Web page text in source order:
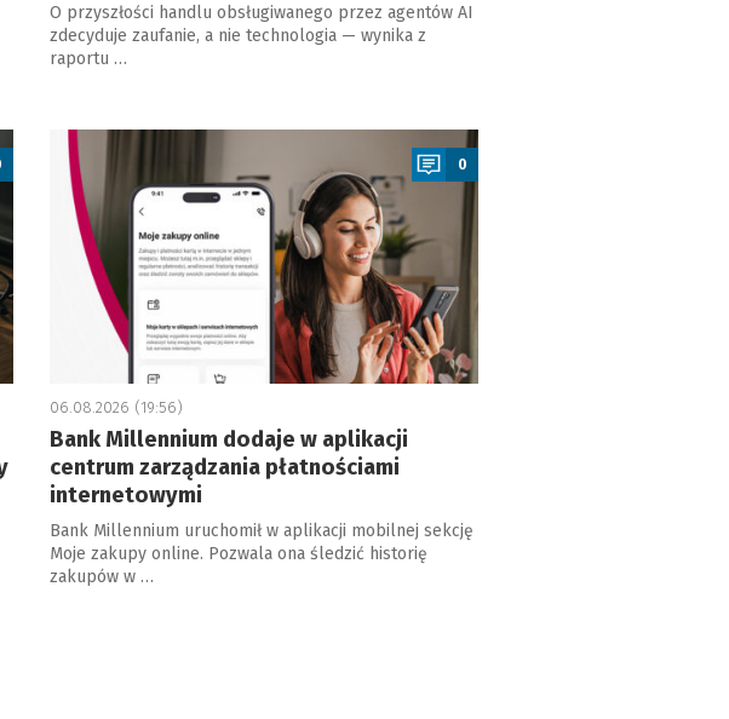
O przyszłości handlu obsługiwanego przez agentów AI
zdecyduje zaufanie, a nie technologia — wynika z
raportu …
0
06.08.2026 (19:56)
Bank Millennium dodaje w aplikacji
centrum zarządzania płatnościami
internetowymi
Bank Millennium uruchomił w aplikacji mobilnej sekcję
Moje zakupy online. Pozwala ona śledzić historię
zakupów w …